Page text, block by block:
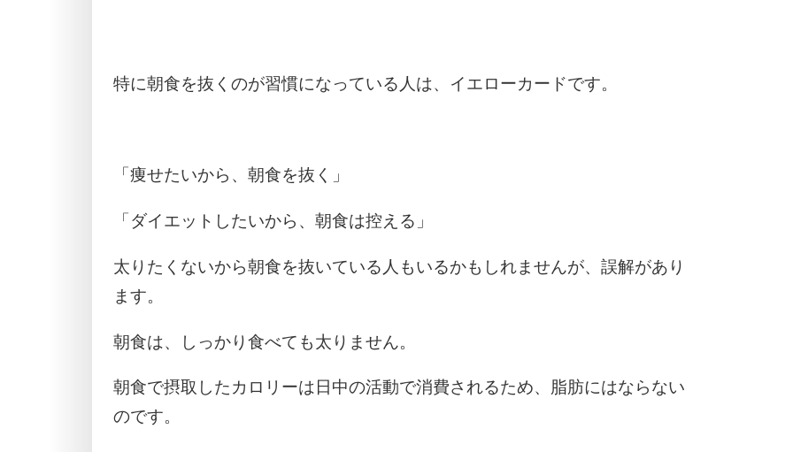
特に朝食を抜くのが習慣になっている人は、イエローカードです。
「痩せたいから、朝食を抜く」
「ダイエットしたいから、朝食は控える」
太りたくないから朝食を抜いている人もいるかもしれませんが、誤解があり
ます。
朝食は、しっかり食べても太りません。
朝食で摂取したカロリーは日中の活動で消費されるため、脂肪にはならない
のです。